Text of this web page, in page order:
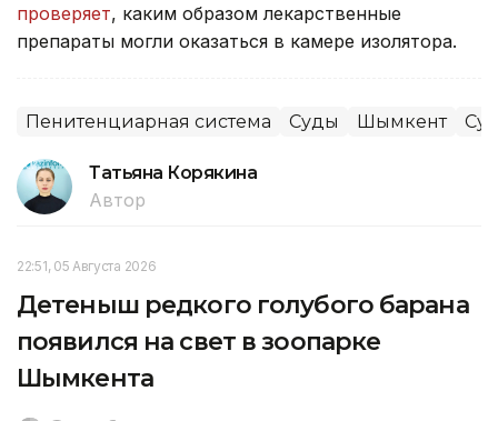
проверяет, каким образом лекарственные
препараты могли оказаться в камере изолятора.
Пенитенциарная система Суды Шымкент
Татьяна Корякина
Автор
22:51, 05 Августа 2026
Детеныш редкого голубого барана
появился на свет в зоопарке
Шымкента